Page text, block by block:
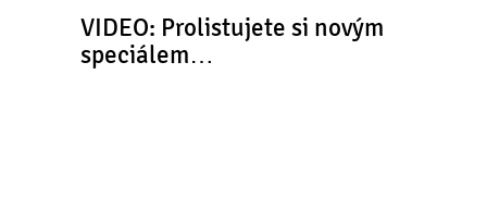
VIDEO: Prolistujete si novým
speciálem…